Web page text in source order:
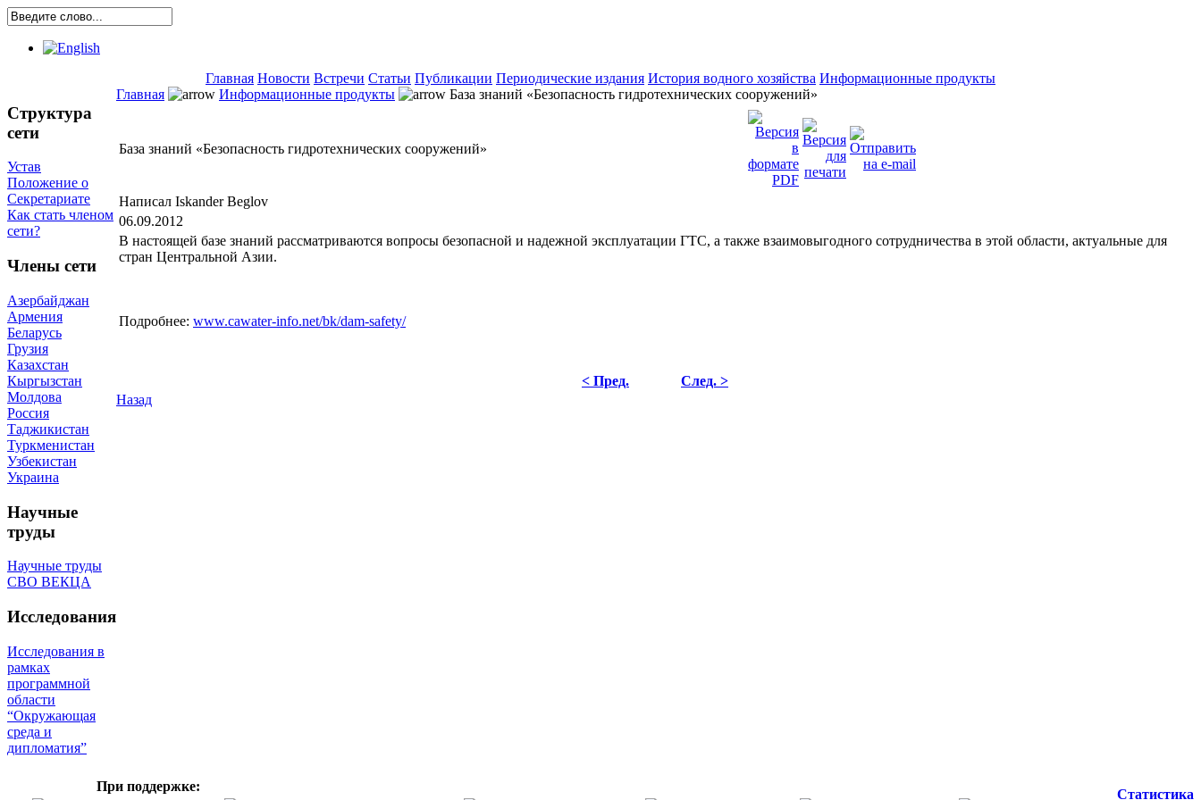
Главная Новости Встречи Статьи Публикации Периодические издания История водного хозяйства Информационные продукты
Структура
сети
Устав
Положение о
Секретариате
Как стать членом
сети?
Члены сети
Азербайджан
Армения
Беларусь
Грузия
Казахстан
Кыргызстан
Молдова
Россия
Таджикистан
Туркменистан
Узбекистан
Украина
Научные
труды
Научные труды
СВО ВЕКЦА
Исследования
Исследования в
рамках
программной
области
“Окружающая
среда и
дипломатия”
Главная Информационные продукты База знаний «Безопасность гидротехнических сооружений»
База знаний «Безопасность гидротехнических сооружений»
Написал Iskander Beglov
06.09.2012
В настоящей базе знаний рассматриваются вопросы безопасной и надежной эксплуатации ГТС, а также взаимовыгодного сотрудничества в этой области, актуальные для
стран Центральной Азии.
Подробнее: www.cawater-info.net/bk/dam-safety/
< Пред.
След. >
Назад
При поддержке:
Статистика